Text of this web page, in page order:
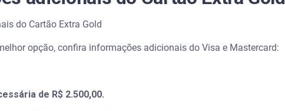
do Cartão Extra Gold
opção, confira informações adicionais do Visa e Mastercard:
de R$ 2.500,00.